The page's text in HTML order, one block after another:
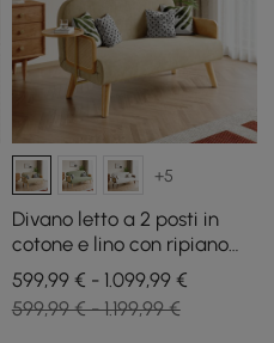
+5
Divano letto a 2 posti in
cotone e lino con ripiano
girevole
599,99 € - 1.099,99 €
599,99 € - 1.199,99 €